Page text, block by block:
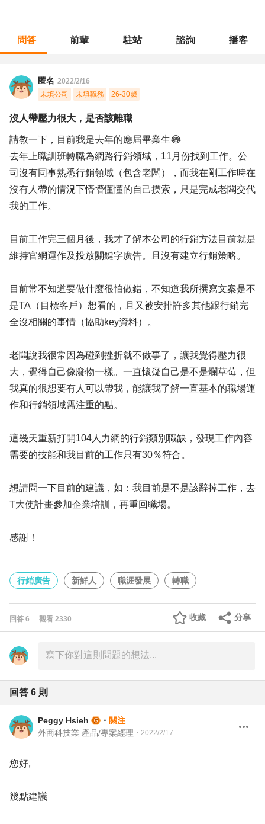
問答 前輩 駐站 諮詢 播客
匿名 2022/2/16
未填公司
未填職務 26-30歲
沒人帶壓力很大，是否該離職
請教一下，目前我是去年的應屆畢業生😂
去年上職訓班轉職為網路行銷領域，11月份找到工作。公
司沒有同事熟悉行銷領域（包含老闆），而我在剛工作時在
沒有人帶的情況下懵懵懂懂的自己摸索，只是完成老闆交代
我的工作。
目前工作完三個月後，我才了解本公司的行銷方法目前就是
維持官網運作及投放關鍵字廣告。且沒有建立行銷策略。
目前常不知道要做什麼很怕做錯，不知道我所撰寫文案是不
是TA（目標客戶）想看的，且又被安排許多其他跟行銷完
全沒相關的事情（協助key資料）。
老闆說我很常因為碰到挫折就不做事了，讓我覺得壓力很
大，覺得自己像廢物一樣。一直懷疑自己是不是爛草莓，但
我真的很想要有人可以帶我，能讓我了解一直基本的職場運
作和行銷領域需注重的點。
這幾天重新打開104人力網的行銷類別職缺，發現工作內容
需要的技能和我目前的工作只有30％符合。
想請問一下目前的建議，如：我目前是不是該辭掉工作，去
T大使計畫參加企業培訓，再重回職場。
感謝！
行銷廣告 新鮮人 職涯發展 轉職
回答 6 觀看 2330 分享
收藏
回答 6 則
Peggy Hsieh ・ 關注
外商科技業 產品/專案經理 ・ 2022/2/17
您好,
幾點建議